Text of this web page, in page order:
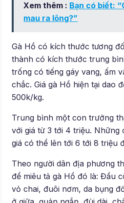
Xem thêm : Bạn có biết:
mau ra lông?”
Gà Hồ có kích thước tương
thành có kích thước trung
trống có tiếng gáy vang, ấm
chắc. Giá gà Hồ hiện tại dao
500k/kg.
Trung bình một con trưởng
với giá từ 3 tới 4 triệu. Những
giá có thể lên tới 6 tới 8 triệu
Theo người dân địa phương
để miêu tả gà Hồ đó là: Đầu
vỏ chai, đuôi nơm, da bụng